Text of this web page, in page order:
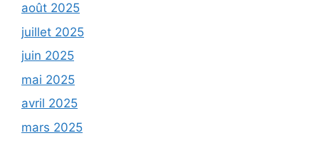
août 2025
juillet 2025
juin 2025
mai 2025
avril 2025
mars 2025